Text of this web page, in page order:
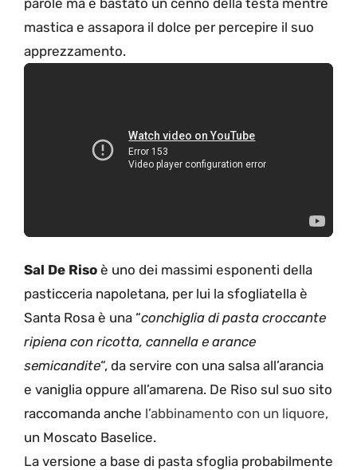
parole ma è bastato un cenno della testa mentre
mastica e assapora il dolce per percepire il suo
apprezzamento.
Sal De Riso è uno dei massimi esponenti della
pasticceria napoletana, per lui la sfogliatella è
Santa Rosa è una “conchiglia di pasta croccante
ripiena con ricotta, cannella e arance
semicandite“, da servire con una salsa all’arancia
e vaniglia oppure all’amarena. De Riso sul suo sito
raccomanda anche l’abbinamento con un liquore,
un Moscato Baselice.
La versione a base di pasta sfoglia probabilmente